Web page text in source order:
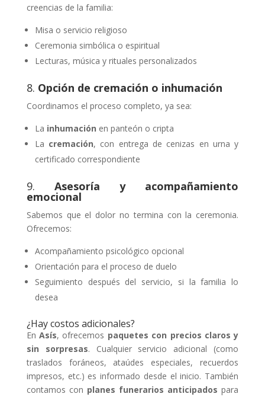
creencias de la familia:
Misa o servicio religioso
Ceremonia simbólica o espiritual
Lecturas, música y rituales personalizados
8. Opción de cremación o inhumación
Coordinamos el proceso completo, ya sea:
La inhumación en panteón o cripta
La cremación, con entrega de cenizas en urna y
certificado correspondiente
9. Asesoría y acompañamiento
emocional
Sabemos que el dolor no termina con la ceremonia.
Ofrecemos:
Acompañamiento psicológico opcional
Orientación para el proceso de duelo
Seguimiento después del servicio, si la familia lo
desea
¿Hay costos adicionales?
EnAsís, ofrecemos paquetes con precios claros y
sin sorpresas. Cualquier servicio adicional (como
traslados foráneos, ataúdes especiales, recuerdos
impresos, etc.) es informado desde el inicio. También
contamos con planes funerarios anticipados para